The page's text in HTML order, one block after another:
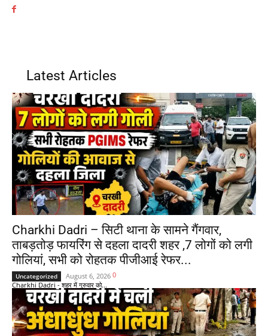
Latest Articles
Charkhi Dadri – सिटी थाना के सामने गैंगवार,
ताबड़तोड़ फायरिंग से दहला दादरी शहर ,7 लोगों को लगी
गोलियां, सभी को रोहतक पीजीआई रेफर...
Uncategorized August 6, 2026 0
Charkhi Dadri - शहर में गुरुवार को...